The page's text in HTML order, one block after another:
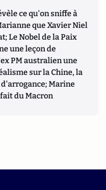
ce qu'on sniffe à
que Xavier Niel
Le Nobel de la Paix
une leçon de
PM australien une
sur la Chine, la
d'arrogance; Marine
du Macron